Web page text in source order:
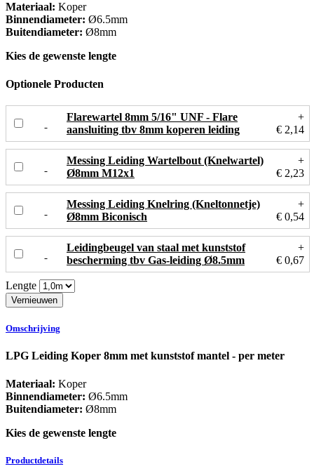
Materiaal: Koper
Binnendiameter: Ø6.5mm
Buitendiameter: Ø8mm
Kies de gewenste lengte
Optionele Producten
Flarewartel 8mm 5/16" UNF - Flare
aansluiting tbv 8mm koperen leiding
+
€ 2,14
Messing Leiding Wartelbout (Knelwartel)
Ø8mm M12x1
+
€ 2,23
Messing Leiding Knelring (Kneltonnetje)
Ø8mm Biconisch
+
€ 0,54
Leidingbeugel van staal met kunststof
bescherming tbv Gas-leiding Ø8.5mm
+
€ 0,67
Lengte
Omschrijving
LPG Leiding Koper 8mm met kunststof mantel - per meter
Materiaal: Koper
Binnendiameter: Ø6.5mm
Buitendiameter: Ø8mm
Kies de gewenste lengte
Productdetails